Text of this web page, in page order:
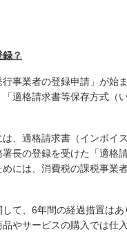
録？
事業者の登録申請」が始
適格請求書等保存方式（
、適格請求書（インボイ
長の登録を受けた「適格
には、消費税の課税事業
て、6年間の経過措置は
やサービスの購入では仕